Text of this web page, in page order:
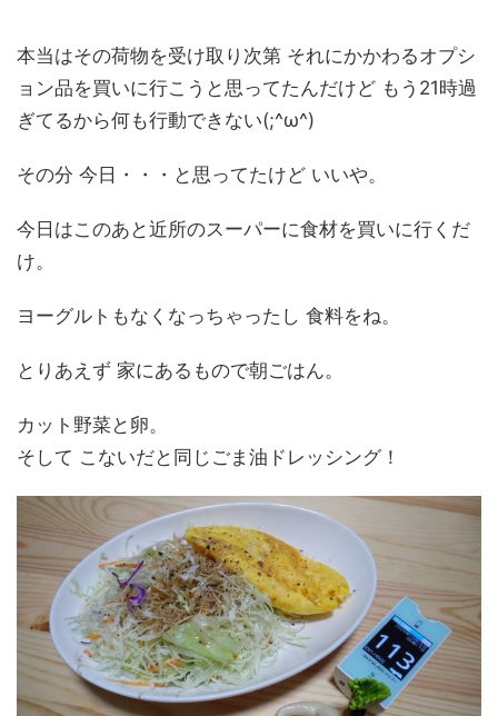
本当はその荷物を受け取り次第 それにかかわるオプシ
ョン品を買いに行こうと思ってたんだけど もう21時過
ぎてるから何も行動できない(;^ω^)
その分 今日・・・と思ってたけど いいや。
今日はこのあと近所のスーパーに食材を買いに行くだ
け。
ヨーグルトもなくなっちゃったし 食料をね。
とりあえず 家にあるもので朝ごはん。
カット野菜と卵。
そして こないだと同じごま油ドレッシング！